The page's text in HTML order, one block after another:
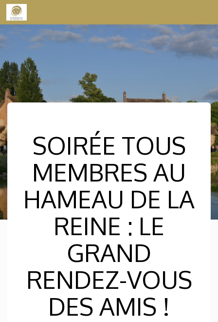
Skip to content
SOIRÉE TOUS
MEMBRES AU
HAMEAU DE LA
REINE : LE
GRAND
RENDEZ-VOUS
DES AMIS !